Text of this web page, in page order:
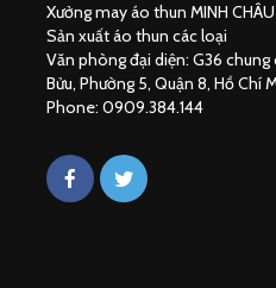
Xưởng may áo thun MINH CHÂU
Sản xuất áo thun các loại
Văn phòng đại diện: G36
Bửu, Phường 5, Quận 8, Hồ Chí
Phone: 0909.384.144